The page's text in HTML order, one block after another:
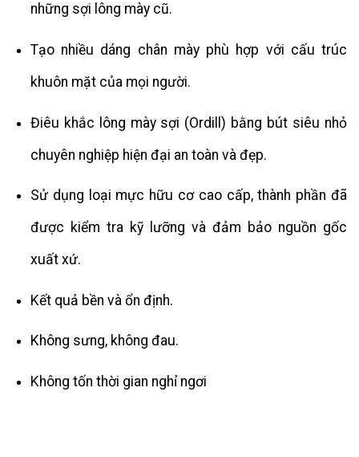
những sợi lông mày cũ.
Tạo nhiều dáng chân mày phù hợp với cấu trúc
khuôn mặt của mọi người.
Điêu khắc lông mày sợi (Ordill) bằng bút siêu nhỏ
chuyên nghiệp hiện đại an toàn và đẹp.
Sử dụng loại mực hữu cơ cao cấp, thành phần đã
được kiểm tra kỹ lưỡng và đảm bảo nguồn gốc
xuất xứ.
Kết quả bền và ổn định.
Không sưng, không đau.
Không tốn thời gian nghỉ ngơi